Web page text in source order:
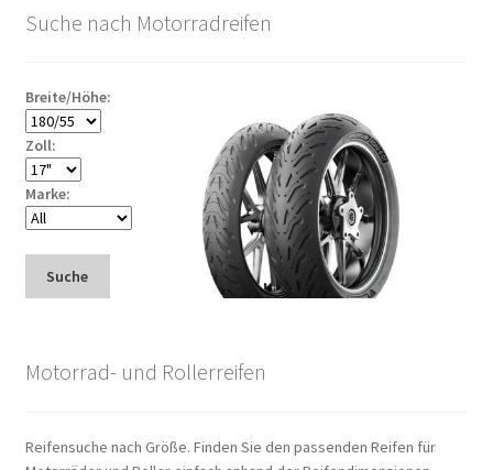
Suche nach Motorradreifen
Breite/Höhe:
Zoll:
Marke:
Suche
Motorrad- und Rollerreifen
Reifensuche nach Größe. Finden Sie den passenden Reifen für